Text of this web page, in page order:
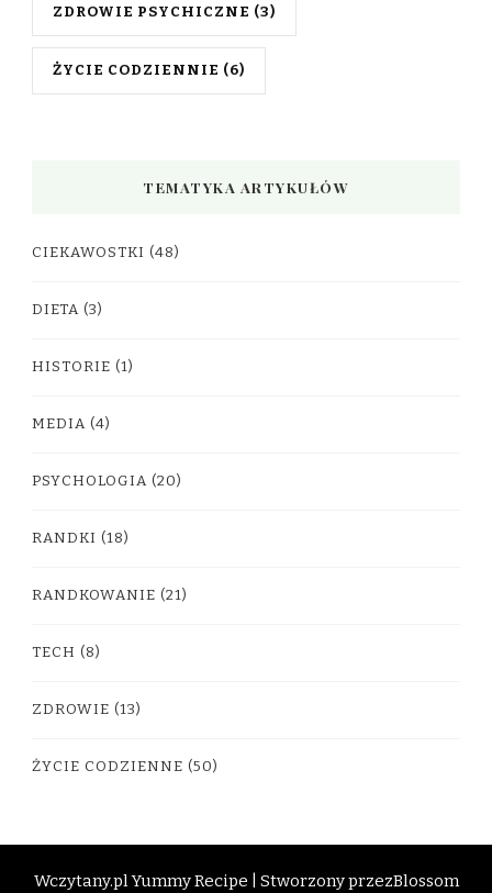
ZDROWIE PSYCHICZNE (3)
ŻYCIE CODZIENNIE (6)
TEMATYKA ARTYKUŁÓW
CIEKAWOSTKI (48)
DIETA (3)
HISTORIE (1)
MEDIA (4)
PSYCHOLOGIA (20)
RANDKI (18)
RANDKOWANIE (21)
TECH (8)
ZDROWIE (13)
ŻYCIE CODZIENNE (50)
Wczytany.plYummy Recipe | Stworzony przezBlossom